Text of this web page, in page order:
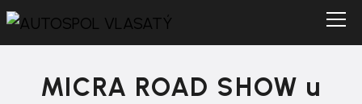
MICRA ROAD SHOW u